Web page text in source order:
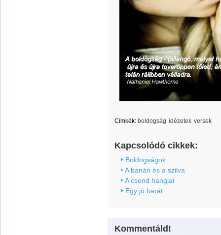
Címkék: boldogság idézetek versek
Kapcsolódó cikkek:
Boldogságok
A banán és a szilva
A csend hangjai
Egy jó barát
Kommentáld!